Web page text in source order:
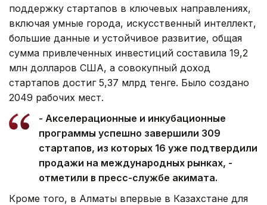
поддержку стартапов в ключевых направлениях,
включая умные города, искусственный интеллект,
большие данные и устойчивое развитие, общая
сумма привлеченных инвестиций составила 19,2
млн долларов США, а совокупный доход
стартапов достиг 5,37 млрд тенге. Было создано
2049 рабочих мест.
- Акселерационные и инкубационные
программы успешно завершили 309
стартапов, из которых 16 уже подтвердили
продажи на международных рынках, -
отметили в пресс-службе акимата.
Кроме того, в Алматы впервые в Казахстане для